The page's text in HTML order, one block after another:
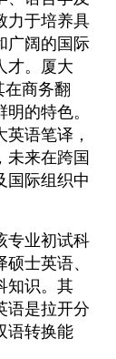
力于培养具
广阔的国际
才。厦大
商务翻
的特色。
语笔译，
未来在跨国
国际组织中
专业初试科
士英语、
知识。其
语是拉开分
语转换能